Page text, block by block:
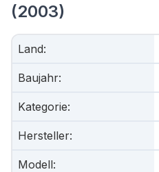
(2003)
Land:
Baujahr:
Kategorie:
Hersteller:
Modell: